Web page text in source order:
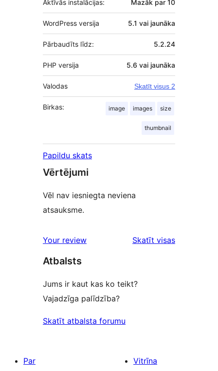
Aktīvās instalācijas: Mazāk par 10
WordPress versija 5.1 vai jaunāka
Pārbaudīts līdz: 5.2.24
PHP versija 5.6 vai jaunāka
Valodas Skatīt visus 2
Birkas: image images size
thumbnail
Papildu skats
Vērtējumi
Vēl nav iesniegta neviena
atsauksme.
Your review
Skatīt visas
Atbalsts
Jums ir kaut kas ko teikt?
Vajadzīga palīdzība?
Skatīt atbalsta forumu
Par
Vitrīna